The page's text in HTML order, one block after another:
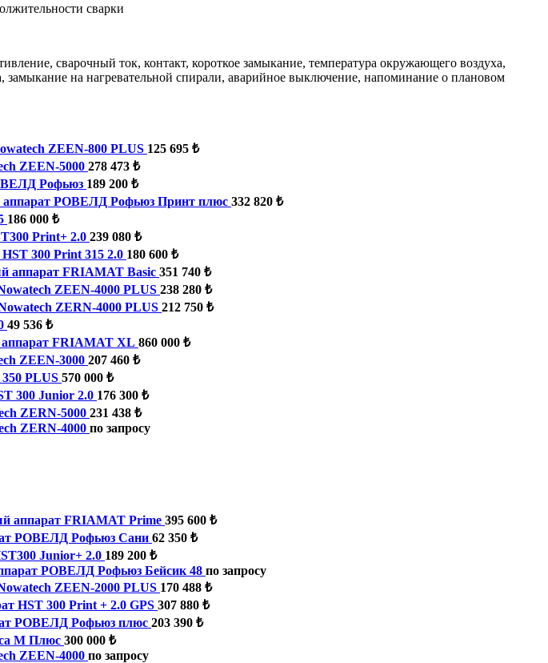
сварки
сварочный ток, контакт, короткое замыкание, температура окружающего воздуха,
замыкание на нагревательной спирали, аварийное выключение, напоминание о плановом
ZEEN-800 PLUS 125 695 ₺
ZEEN-5000 278 473 ₺
Рофьюз 189 200 ₺
РОВЕЛД Рофьюз Принт плюс 332 820 ₺
186 000 ₺
Print+ 2.0 239 080 ₺
300 Print 315 2.0 180 600 ₺
аппарат FRIAMAT Basic 351 740 ₺
ZEEN-4000 PLUS 238 280 ₺
ZERN-4000 PLUS 212 750 ₺
49 536 ₺
FRIAMAT XL 860 000 ₺
ZEEN-3000 207 460 ₺
PLUS 570 000 ₺
300 Junior 2.0 176 300 ₺
ZERN-5000 231 438 ₺
ZERN-4000 по запросу
аппарат FRIAMAT Prime 395 600 ₺
РОВЕЛД Рофьюз Сани 62 350 ₺
Junior+ 2.0 189 200 ₺
РОВЕЛД Рофьюз Бейсик 48 по запросу
ZEEN-2000 PLUS 170 488 ₺
HST 300 Print + 2.0 GPS 307 880 ₺
РОВЕЛД Рофьюз плюс 203 390 ₺
М Плюс 300 000 ₺
ZEEN-4000 по запросу